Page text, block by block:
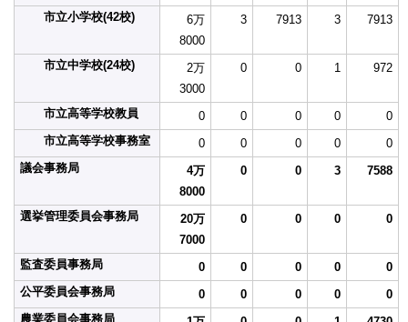
市立小学校(42校)
6万
8000
3 7913 3 7913
市立中学校(24校)
2万
3000
0 0 1 972
市立高等学校教員 0 0 0 0
0
市立高等学校事務室
0 0 0 0
0
議会事務局
4万
8000
0 0 3 7588
選挙管理委員会事務局
20万
7000
0 0 0 0
監査委員事務局 0 0 0 0
0
公平委員会事務局
0 0 0 0
0
農業委員会事務局